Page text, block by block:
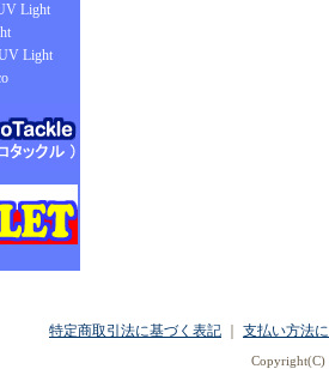
Light
Light
特定商取引法に基づく表記 支払い方法
Copyright(C)